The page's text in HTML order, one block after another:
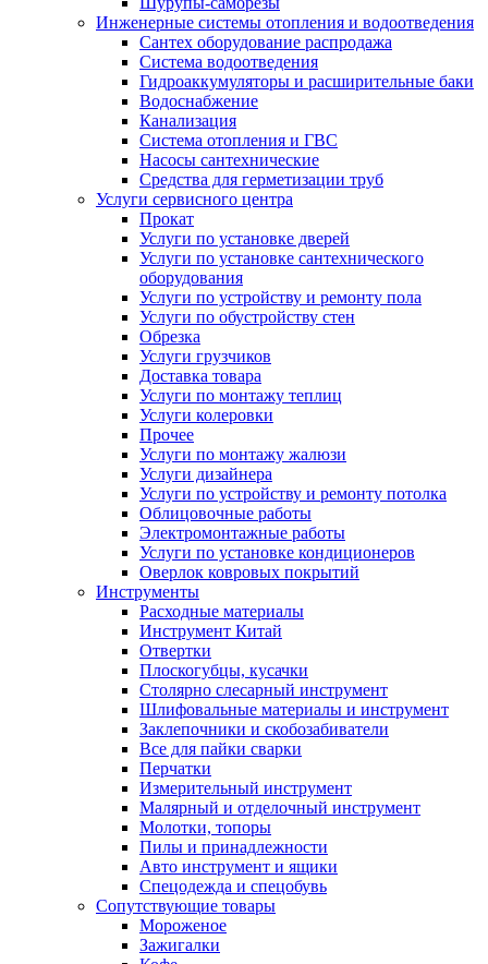
Инженерные системы отопления и водоотведения
Сантех оборудование распродажа
Система водоотведения
Гидроаккумуляторы и расширительные баки
Водоснабжение
Канализация
Система отопления и ГВС
Насосы сантехнические
Средства для герметизации труб
Услуги сервисного центра
Прокат
Услуги по установке дверей
Услуги по установке сантехнического
оборудования
Услуги по устройству и ремонту пола
Услуги по обустройству стен
Обрезка
Услуги грузчиков
Доставка товара
Услуги по монтажу теплиц
Услуги колеровки
Прочее
Услуги по монтажу жалюзи
Услуги дизайнера
Услуги по устройству и ремонту потолка
Облицовочные работы
Электромонтажные работы
Услуги по установке кондиционеров
Оверлок ковровых покрытий
Инструменты
Расходные материалы
Инструмент Китай
Отвертки
Плоскогубцы, кусачки
Столярно слесарный инструмент
Шлифовальные материалы и инструмент
Заклепочники и скобозабиватели
Все для пайки сварки
Перчатки
Измерительный инструмент
Малярный и отделочный инструмент
Молотки, топоры
Пилы и принадлежности
Авто инструмент и ящики
Спецодежда и спецобувь
Сопутствующие товары
Мороженое
Зажигалки